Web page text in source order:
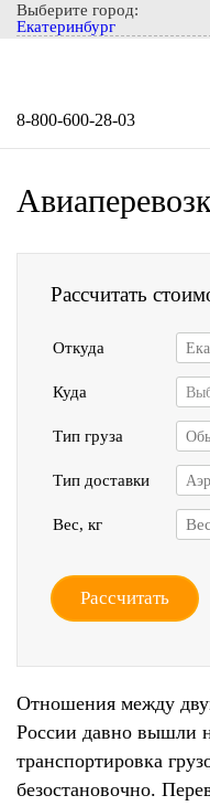
Выберите город:
Екатеринбург
8-800-600-28-03
Рассчитать
Откуда
Куда
Тип груза
Тип доставки
Вес, кг
Рассчитать
Отношения между
России давно вышли
транспортировка
безостановочно.